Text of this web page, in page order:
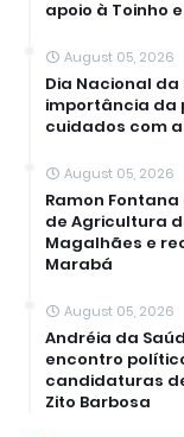
apoio à Toinho
August 05, 2026
Dia Nacional
importância da
cuidados com
August 05, 2026
Ramon
de Agricultura
Magalhães e
Marabá
August 05, 2026
Andréia da
encontro
candidaturas
Zito Barbosa